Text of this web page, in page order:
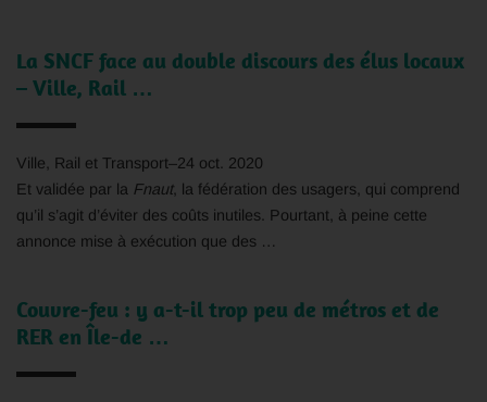
La SNCF face au double discours des élus locaux
– Ville, Rail …
Ville, Rail et Transport–24 oct. 2020
Et validée par la Fnaut, la fédération des usagers, qui comprend
qu’il s’agit d’éviter des coûts inutiles. Pourtant, à peine cette
annonce mise à exécution que des …
Couvre-feu : y a-t-il trop peu de métros et de
RER en Île-de …